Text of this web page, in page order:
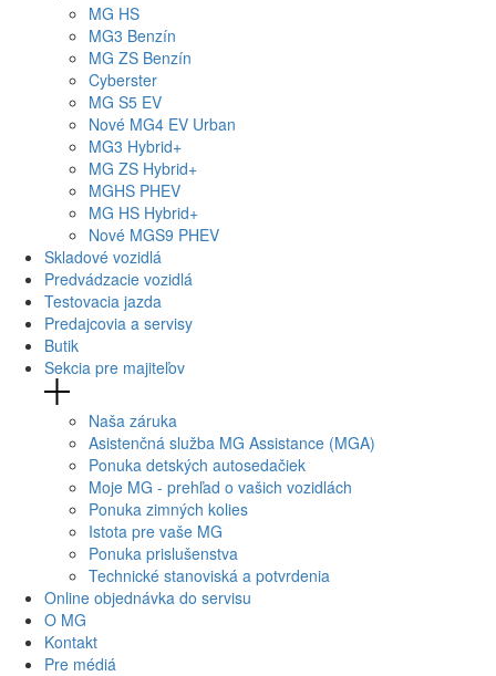
MG HS
MG3 Benzín
MG ZS Benzín
Cyberster
MG S5 EV
Nové MG4 EV Urban
MG3 Hybrid+
MG ZS Hybrid+
MGHS PHEV
MG HS Hybrid+
Nové MGS9 PHEV
Skladové vozidlá
Predvádzacie vozidlá
Testovacia jazda
Predajcovia a servisy
Butik
Sekcia pre majiteľov
Naša záruka
Asistenčná služba MG Assistance (MGA)
Ponuka detských autosedačiek
Moje MG - prehľad o vašich vozidlách
Ponuka zimných kolies
Istota pre vaše MG
Ponuka prislušenstva
Technické stanoviská a potvrdenia
Online objednávka do servisu
O MG
Kontakt
Pre médiá